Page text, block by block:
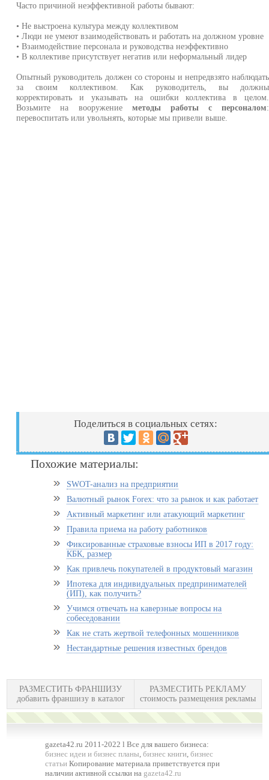
Часто причиной неэффективной работы бывают:
• Не выстроена культура между коллективом
• Люди не умеют взаимодействовать и работать на должном уровне
• Взаимодействие персонала и руководства неэффективно
• В коллективе присутствует негатив или неформальный лидер
Опытный руководитель должен со стороны и непредвзято наблюдать
за своим коллективом. Как руководитель, вы должны
корректировать и указывать на ошибки коллектива в целом.
Возьмите на вооружение методы работы с персоналом:
перевоспитать или увольнять, которые мы привели выше.
Поделиться в социальных сетях:
Похожие материалы:
SWOT-анализ на предприятии
Валютный рынок Forex: что за рынок и как работает
Активный маркетинг или атакующий маркетинг
Правила приема на работу работников
Фиксированные страховые взносы ИП в 2017 году:
КБК, размер
Как привлечь покупателей в продуктовый магазин
Ипотека для индивидуальных предпринимателей
(ИП), как получить?
Учимся отвечать на каверзные вопросы на
собеседовании
Как не стать жертвой телефонных мошенников
Нестандартные решения известных брендов
РАЗМЕСТИТЬ ФРАНШИЗУ
добавить франшизу в каталог
РАЗМЕСТИТЬ РЕКЛАМУ
стоимость размещения рекламы
gazeta42.ru 2011-2022 l Все для вашего бизнеса:
бизнес идеи и бизнес планы,бизнес книги,бизнес
статьи Копирование материала приветствуется при
наличии активной ссылки на gazeta42.ru